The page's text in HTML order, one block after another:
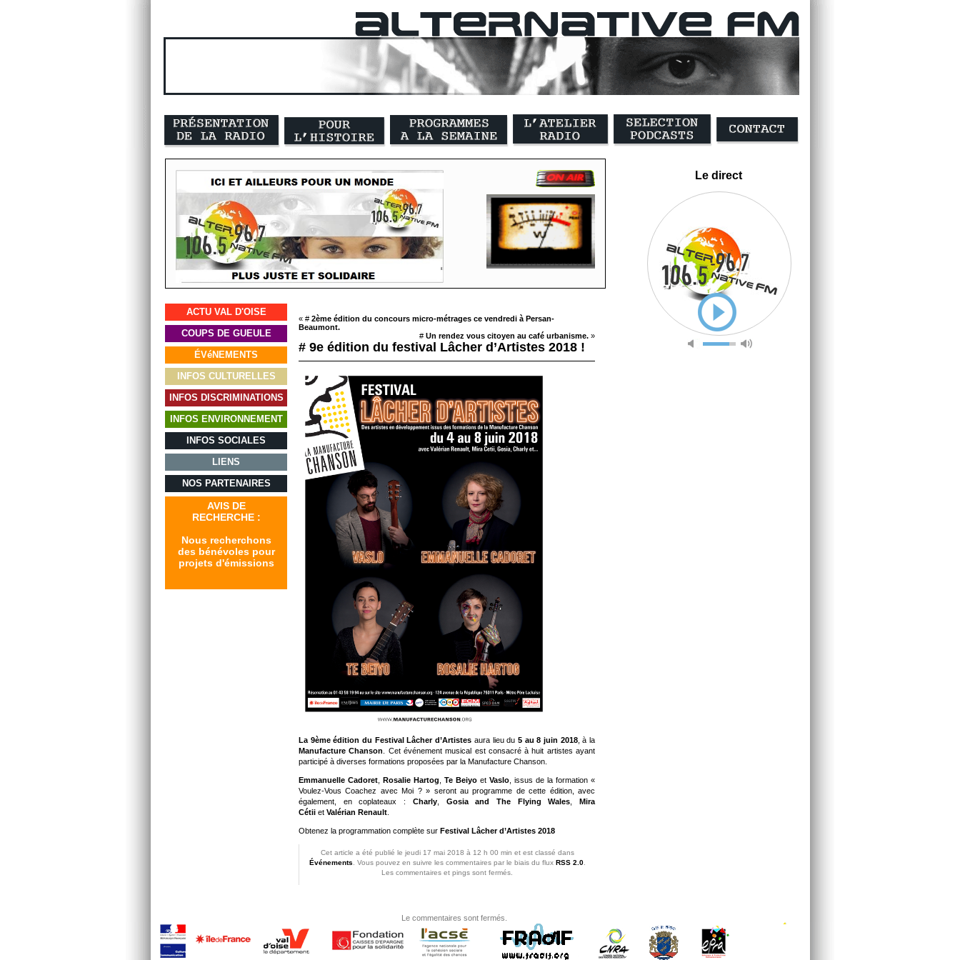
Le direct
ACTU VAL D'OISE
COUPS DE GUEULE
ÉVéNEMENTS
INFOS CULTURELLES
INFOS DISCRIMINATIONS
INFOS ENVIRONNEMENT
INFOS SOCIALES
LIENS
NOS PARTENAIRES
AVIS DE
RECHERCHE :
Nous recherchons
des bénévoles pour
projets d'émissions
« # 2ème édition du concours micro-métrages ce vendredi à Persan-
Beaumont.
# Un rendez vous citoyen au café urbanisme. »
# 9e édition du festival Lâcher d’Artistes 2018 !
La 9ème édition du Festival Lâcher d’Artistes aura lieu du 5 au 8 juin 2018, à la
Manufacture Chanson
. Cet événement musical est consacré à huit artistes ayant
participé à diverses formations proposées par la Manufacture Chanson.
Emmanuelle Cadoret Rosalie Hartog Te Beiyo et Vaslo , issus de la formation «
Voulez-Vous Coachez avec Moi ? » seront au programme de cette édition, avec
également, en coplateaux : Charly, Gosia and The Flying Wales ,Mira
Cétii et Valérian Renault
Obtenez la programmation complète sur Festival Lâcher d’Artistes 2018
Cet article a été publié le jeudi 17 mai 2018 à 12 h 00 min et est classé dans
Événements . Vous pouvez en suivre les commentaires par le biais du flux RSS 2.0.
Les commentaires et pings sont fermés.
Le commentaires sont fermés.